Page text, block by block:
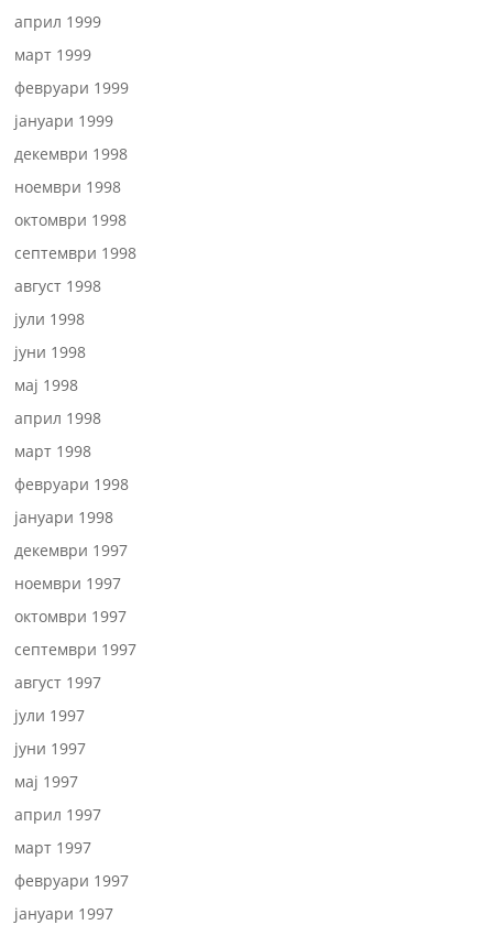
април 1999
март 1999
февруари 1999
јануари 1999
декември 1998
ноември 1998
октомври 1998
септември 1998
август 1998
јули 1998
јуни 1998
мај 1998
април 1998
март 1998
февруари 1998
јануари 1998
декември 1997
ноември 1997
октомври 1997
септември 1997
август 1997
јули 1997
јуни 1997
мај 1997
април 1997
март 1997
февруари 1997
јануари 1997